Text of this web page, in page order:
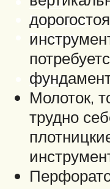
Рецепты
Разное
Меню
Молоток,
трудно